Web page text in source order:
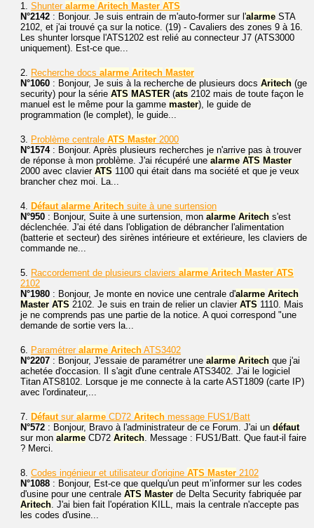
1. Shunter alarme Aritech Master ATS
N°2142 : Bonjour. Je suis entrain de m'auto-former sur l'alarme STA
2102, et j'ai trouvé ça sur la notice. (19) - Cavaliers des zones 9 à 16.
Les shunter lorsque l'ATS1202 est relié au connecteur J7 (ATS3000
uniquement). Est-ce que...
2. Recherche docs alarme Aritech Master
N°1060 : Bonjour, Je suis à la recherche de plusieurs docs Aritech (ge
security) pour la série ATS MASTER (ats 2102 mais de toute façon le
manuel est le même pour la gamme master), le guide de
programmation (le complet), le guide...
3. Problème centrale ATS Master 2000
N°1574: Bonjour. Après plusieurs recherches je n'arrive pas à trouver
de réponse à mon problème. J'ai récupéré une alarme ATS Master
2000 avec clavier ATS 1100 qui était dans ma société et que je veux
brancher chez moi. La...
4. Défaut alarme Aritech suite à une surtension
N°950 : Bonjour, Suite à une surtension, mon alarme Aritech s'est
déclenchée. J'ai été dans l'obligation de débrancher l'alimentation
(batterie et secteur) des sirènes intérieure et extérieure, les claviers de
commande ne...
5. Raccordement de plusieurs claviers alarme Aritech Master ATS
2102
N°1980 : Bonjour, Je monte en novice une centrale d'alarme Aritech
Master ATS 2102. Je suis en train de relier un clavier ATS 1110. Mais
je ne comprends pas une partie de la notice. A quoi correspond "une
demande de sortie vers la...
6. Paramétrer alarme Aritech ATS3402
N°2207 : Bonjour, J'essaie de paramétrer une alarme Aritech que j'ai
achetée d'occasion. Il s'agit d'une centrale ATS3402. J'ai le logiciel
Titan ATS8102. Lorsque je me connecte à la carte AST1809 (carte IP)
avec l'ordinateur,...
7. Défautsur alarme CD72 Aritech message FUS1/Batt
N°572 : Bonjour, Bravo à l'administrateur de ce Forum. J'ai un défaut
sur mon alarme CD72 Aritech. Message : FUS1/Batt. Que faut-il faire
? Merci.
8. Codes ingénieur et utilisateur d'origine ATS Master 2102
N°1088 : Bonjour, Est-ce que quelqu'un peut m’informer sur les codes
d'usine pour une centrale ATS Master de Delta Security fabriquée par
Aritech. J'ai bien fait l'opération KILL, mais la centrale n'accepte pas
les codes d'usine...